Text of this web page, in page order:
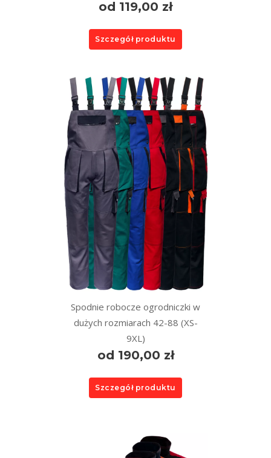
od 119,00 zł
Szczegół produktu
Spodnie robocze ogrodniczki w
dużych rozmiarach 42-88 (XS-
9XL)
od 190,00 zł
Szczegół produktu